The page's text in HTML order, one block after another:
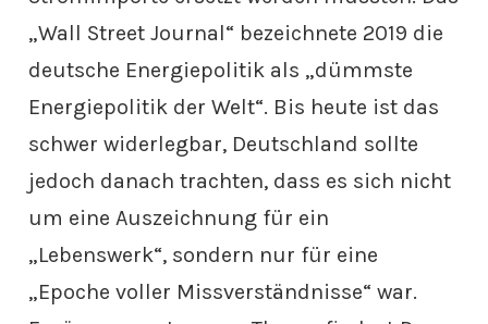
„Wall Street Journal“ bezeichnete 2019 die
deutsche Energiepolitik als „dümmste
Energiepolitik der Welt“. Bis heute ist das
schwer widerlegbar, Deutschland sollte
jedoch danach trachten, dass es sich nicht
um eine Auszeichnung für ein
„Lebenswerk“, sondern nur für eine
„Epoche voller Missverständnisse“ war.